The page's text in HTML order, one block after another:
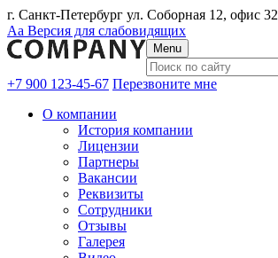
г. Санкт-Петербург ул. Соборная 12, офис 32
Аа Версия для слабовидящих
Menu
+7 900 123-45-67 Перезвоните мне
О компании
История компании
Лицензии
Партнеры
Вакансии
Реквизиты
Сотрудники
Отзывы
Галерея